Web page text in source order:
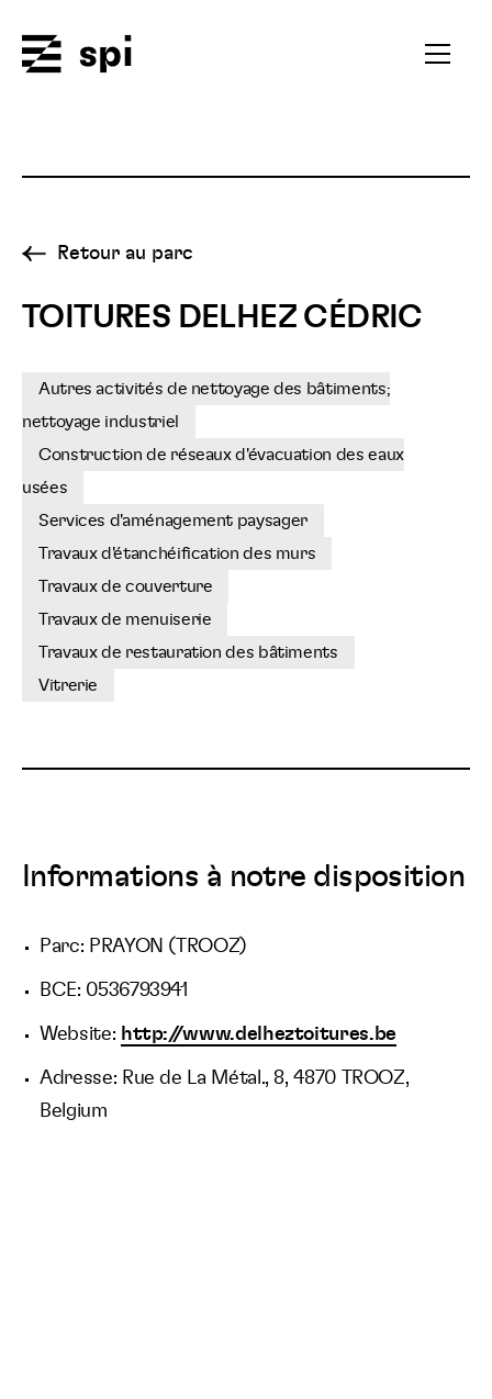
Ouvrir
Retour au parc
TOITURES DELHEZ CÉDRIC
Autres activités de nettoyage des bâtiments;
nettoyage industriel
Construction de réseaux d'évacuation des eaux
usées
Services d'aménagement paysager
Travaux d'étanchéification des murs
Travaux de couverture
Travaux de menuiserie
Travaux de restauration des bâtiments
Vitrerie
Informations à notre disposition
Parc: PRAYON (TROOZ)
BCE: 0536793941
Website: http://www.delheztoitures.be
Adresse: Rue de La Métal., 8, 4870 TROOZ,
Belgium